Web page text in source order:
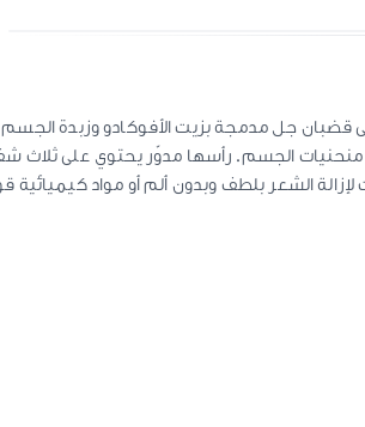
جل مدمجة بزيت الأفوكادو وزبدة الجسم
منحنيات الجسم. رأسها مدوّر يحتوي على ثلاث
الشعر بلطف وبدون ألم أو مواد كيميائية